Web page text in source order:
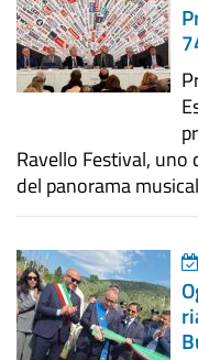
Ravello Festival,
del panorama